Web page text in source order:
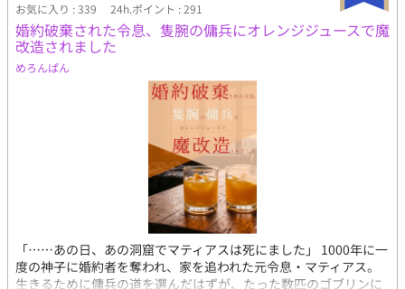
お気に入り : 339 24h.ポイント : 291
婚約破棄された令息、隻腕の傭兵にオレンジジュースで魔
改造されました
めろんぱん
「……あの日、あの洞窟でマティアスは死にました」 1000年に一
度の神子に婚約者を奪われ、家を追われた元令息・マティアス。
生きるために傭兵の道を選んだはずが、たった数匹のゴブリンに